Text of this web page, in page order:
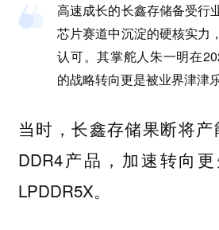
高速成长的长鑫存储备受行
芯片赛道中沉淀的硬核实力
认可。其掌舵人朱一明在
的战略转向更是被业界津津乐
当时，长鑫存储果断将
DDR4产品，加速转向更
LPDDR5X。